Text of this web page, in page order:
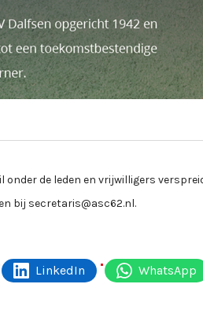
de leden en vrijwilligers
bij secretaris@asc62.nl.
LinkedIn WhatsApp